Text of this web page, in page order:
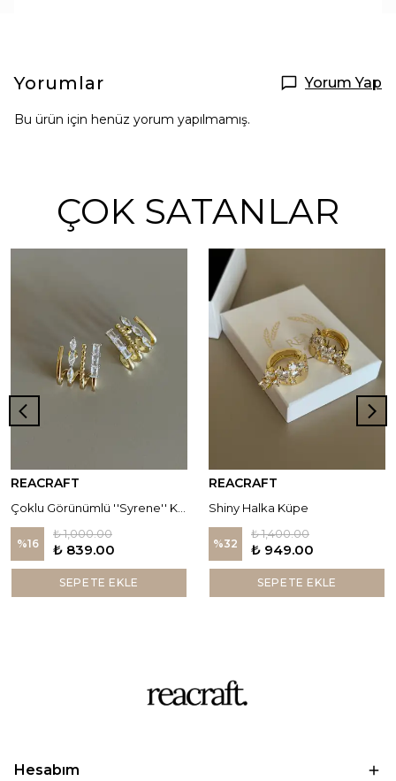
Yorumlar Yorum Yap
Bu ürün için henüz yorum yapılmamış.
ÇOK SATANLAR
REACRAFT
%16
₺ 1,000.00
₺ 839.00
SEPETE EKLE
REACRAFT
Shiny Halka Küpe
%32
₺ 1,400.00
₺ 949.00
SEPETE EKLE
Hesabım